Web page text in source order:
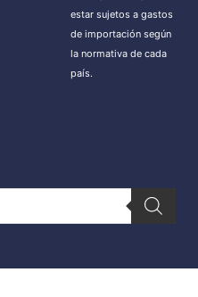
estar sujetos a gastos
de importación según
la normativa de cada
país.